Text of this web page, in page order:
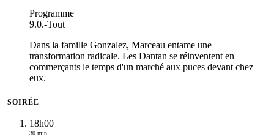
Programme
9.0.-Tout
Dans la famille Gonzalez, Marceau entame une
transformation radicale. Les Dantan se réinventent en
commerçants le temps d'un marché aux puces devant chez
eux.
SOIRÉE
18h00
30 min